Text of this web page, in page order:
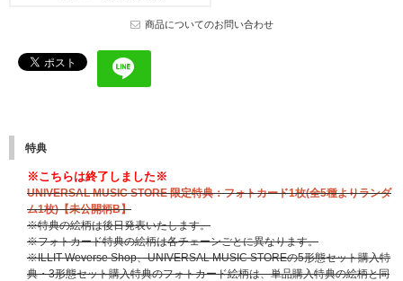
商品についてのお問い合わせ
特典
※こちらは終了しました※
UNIVERSAL MUSIC STORE 限定特典：フォトカード1枚(全5種よりランダ
ム1枚)【未公開柄B】
※特典の絵柄は後日発表いたします。
※フォトカード特典の絵柄は各チェーンごとに異なります。
※ILLIT Weverse Shop、UNIVERSAL MUSIC STOREの5形態セット購入特
典・3形態セット購入特典のフォトカード絵柄は、単品購入特典の絵柄と同